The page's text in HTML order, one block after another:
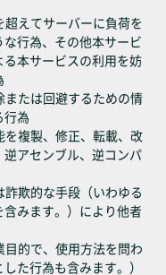
えてサーバーに負荷を
行為、その他本サービ
本サービスの利用を妨
たは回避するための情
行為
複製、修正、転載、改
アセンブル、逆コンパ
欺的な手段（いわゆる
みます。）により他者
的で、使用方法を問わ
た行為も含みます。）